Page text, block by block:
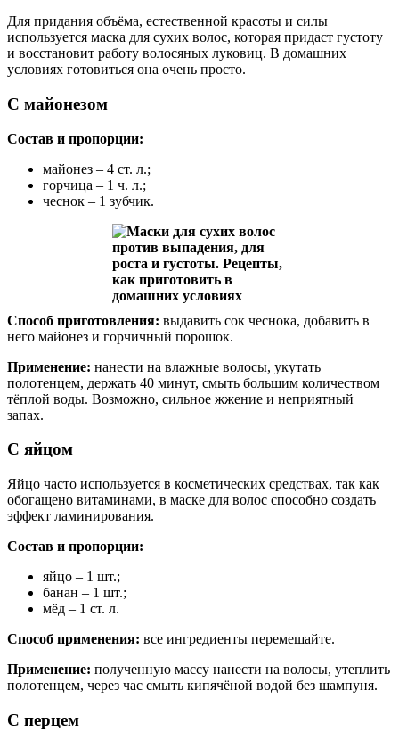
Для придания объёма, естественной красоты и силы
используется маска для сухих волос, которая придаст густоту
и восстановит работу волосяных луковиц. В домашних
условиях готовиться она очень просто.
С майонезом
Состав и пропорции:
майонез – 4 ст. л.;
горчица – 1 ч. л.;
чеснок – 1 зубчик.
Способ приготовления: выдавить сок чеснока, добавить в
него майонез и горчичный порошок.
Применение: нанести на влажные волосы, укутать
полотенцем, держать 40 минут, смыть большим количеством
тёплой воды. Возможно, сильное жжение и неприятный
запах.
С яйцом
Яйцо часто используется в косметических средствах, так как
обогащено витаминами, в маске для волос способно создать
эффект ламинирования.
Состав и пропорции:
яйцо – 1 шт.;
банан – 1 шт.;
мёд – 1 ст. л.
Способ применения: все ингредиенты перемешайте.
Применение: полученную массу нанести на волосы, утеплить
полотенцем, через час смыть кипячёной водой без шампуня.
С перцем